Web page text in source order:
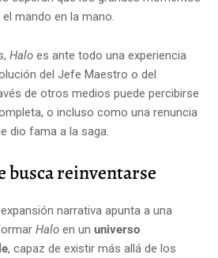
mando en la mano.
Halo es ante todo una experiencia
del Jefe Maestro o del
de otros medios puede percibirse
o incluso como una renuncia
dio fama a la saga.
busca reinventarse
narrativa apunta a una
Halo en un universo
, capaz de existir más allá de los